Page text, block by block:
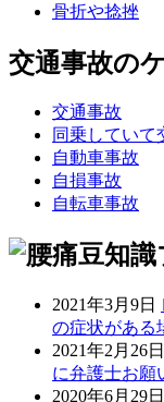
骨折や捻挫
交通事故の
交通事故
同乗していて
自動車事故
自損事故
自転車事故
2021年3月9日
の症状がある
2021年2月26日
に弁護士お願
2020年6月29日